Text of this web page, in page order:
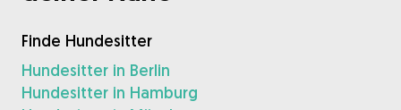
Finde Hundesitter
Hundesitter in Berlin
Hundesitter in Hamburg